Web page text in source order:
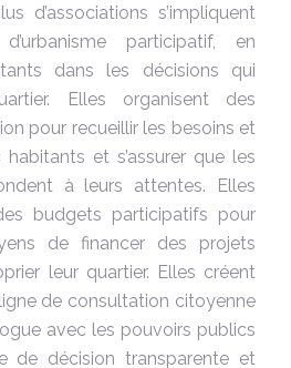
d’associations s’impliquent
participatif, en
dans les décisions qui
Elles organisent des
pour recueillir les besoins et
et s’assurer que les
à leurs attentes. Elles
budgets participatifs pour
de financer des projets
leur quartier. Elles créent
de consultation citoyenne
avec les pouvoirs publics
de décision transparente et